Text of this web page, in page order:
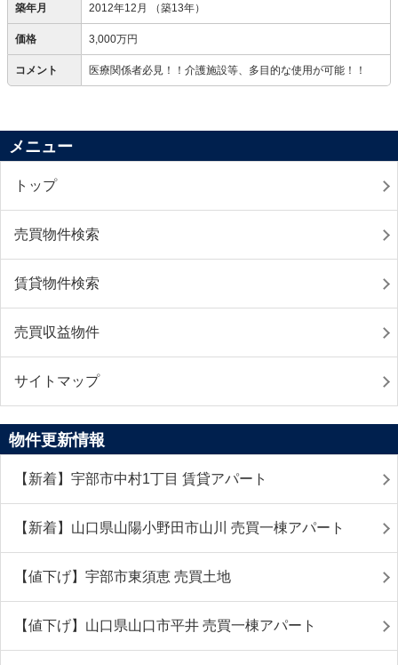
築年月 2012年12月 （築13年）
価格 3,000万円
コメント 医療関係者必見！！介護施設等、多目的な使用が可能！！
メニュー
トップ
売買物件検索
賃貸物件検索
売買収益物件
サイトマップ
物件更新情報
【新着】宇部市中村1丁目 賃貸アパート
【新着】山口県山陽小野田市山川 売買一棟アパート
【値下げ】宇部市東須恵 売買土地
【値下げ】山口県山口市平井 売買一棟アパート